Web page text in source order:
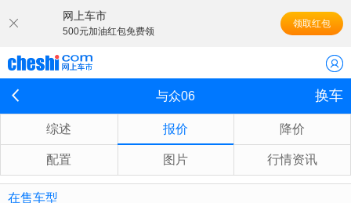
网上车市
500元加油红包免费领
领取红包
与众06 换车
综述 报价 降价
配置 图片 行情资讯
在售车型